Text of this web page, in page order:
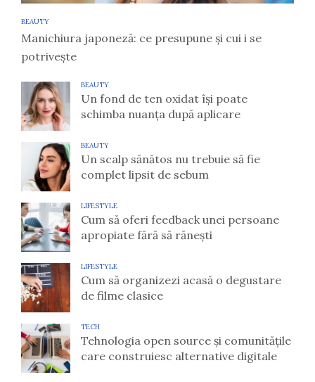
BEAUTY
Manichiura japoneză: ce presupune și cui i se
potrivește
BEAUTY
Un fond de ten oxidat își poate
schimba nuanța după aplicare
BEAUTY
Un scalp sănătos nu trebuie să fie
complet lipsit de sebum
LIFESTYLE
Cum să oferi feedback unei persoane
apropiate fără să rănești
LIFESTYLE
Cum să organizezi acasă o degustare
de filme clasice
TECH
Tehnologia open source și comunitățile
care construiesc alternative digitale